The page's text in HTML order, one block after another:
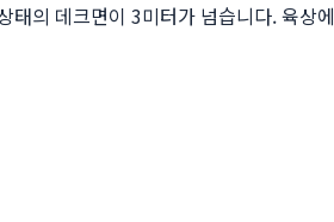
태의 데크면이 3미터가 넘습니다. 육상에